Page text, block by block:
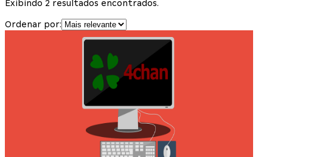
Exibindo 2 resultados encontrados.
Ordenar por: